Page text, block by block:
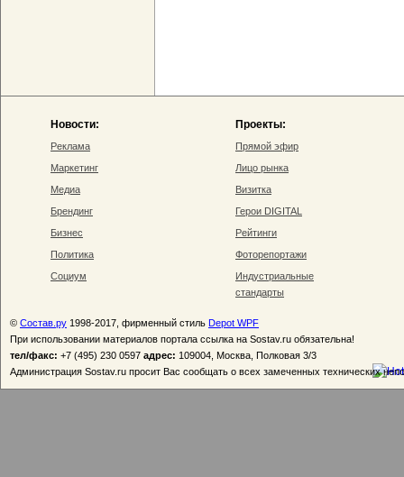
Новости:
Реклама
Маркетинг
Медиа
Брендинг
Бизнес
Политика
Социум
Проекты:
Прямой эфир
Лицо рынка
Визитка
Герои DIGITAL
Рейтинги
Фоторепортажи
Индустриальные
стандарты
© Состав.ру 1998-2017, фирменный стиль Depot WPF
При использовании материалов портала ссылка на Sostav.ru обязательна!
тел/факс: +7 (495) 230 0597 адрес: 109004, Москва, Полковая 3/3
Администрация Sostav.ru просит Вас сообщать о всех замеченных технических